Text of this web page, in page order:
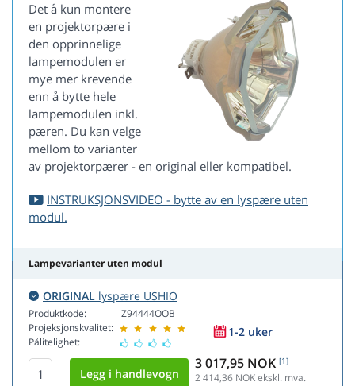
Det å kun montere
en projektorpære i
den opprinnelige
lampemodulen er
mye mer krevende
enn å bytte hele
lampemodulen inkl.
pæren. Du kan velge
mellom to varianter
av projektorpærer - en original eller kompatibel.
INSTRUKSJONSVIDEO - bytte av en lyspære uten
modul.
Lampevarianter uten modul
ORIGINAL lyspære USHIO
Produktkode:
Projeksjonskvalitet:
Pålitelighet:
Z94444OOB
1-2 uker
3 017,95 NOK [1]
2 414,36 NOK ekskl. mva.